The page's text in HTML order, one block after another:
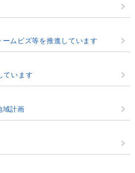
ームビズ等を推進しています
ています
域計画